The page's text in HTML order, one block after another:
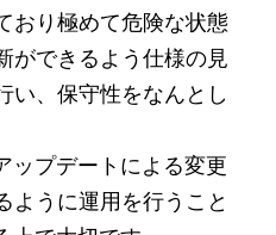
おり極めて危険な状態
ができるよう仕様の見
い、保守性をなんとし
ップデートによる変更
ように運用を行うこと